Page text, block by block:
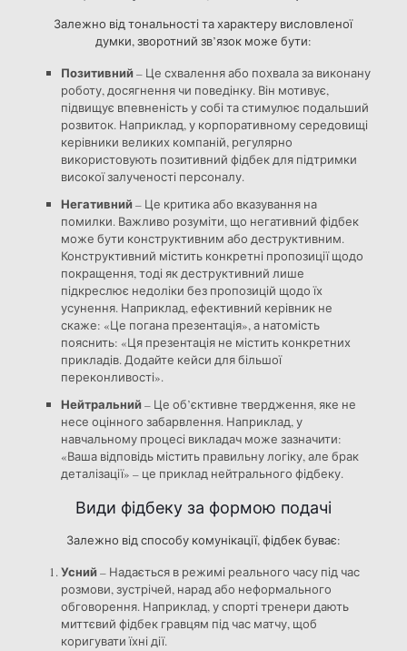
Залежно від тональності та характеру висловленої
думки, зворотний зв’язок може бути:
Позитивний– Це схвалення або похвала за виконану
роботу, досягнення чи поведінку. Він мотивує,
підвищує впевненість у собі та стимулює подальший
розвиток. Наприклад, у корпоративному середовищі
керівники великих компаній, регулярно
використовують позитивний фідбек для підтримки
високої залученості персоналу.
Негативний– Це критика або вказування на
помилки. Важливо розуміти, що негативний фідбек
може бути конструктивним або деструктивним.
Конструктивний містить конкретні пропозиції щодо
покращення, тоді як деструктивний лише
підкреслює недоліки без пропозицій щодо їх
усунення. Наприклад, ефективний керівник не
скаже: «Це погана презентація», а натомість
пояснить: «Ця презентація не містить конкретних
прикладів. Додайте кейси для більшої
переконливості».
Нейтральний– Це об’єктивне твердження, яке не
несе оцінного забарвлення. Наприклад, у
навчальному процесі викладач може зазначити:
«Ваша відповідь містить правильну логіку, але брак
деталізації» – це приклад нейтрального фідбеку.
Види фідбеку за формою подачі
Залежно від способу комунікації, фідбек буває:
Усний– Надається в режимі реального часу під час
розмови, зустрічей, нарад або неформального
обговорення. Наприклад, у спорті тренери дають
миттєвий фідбек гравцям під час матчу, щоб
коригувати їхні дії.